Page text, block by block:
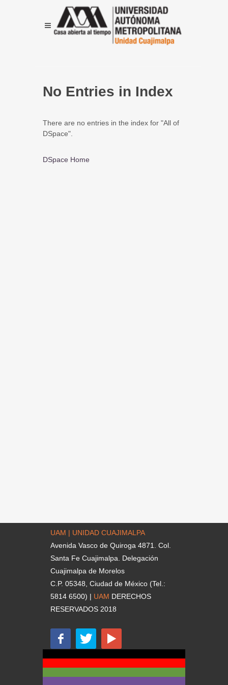
No Entries in Index
There are no entries in the index for "All of
DSpace".
DSpace Home
UAM | UNIDAD CUAJIMALPA
Avenida Vasco de Quiroga 4871. Col.
Santa Fe Cuajimalpa. Delegación
Cuajimalpa de Morelos
C.P. 05348, Ciudad de México (Tel.:
5814 6500) | UAM DERECHOS
RESERVADOS 2018